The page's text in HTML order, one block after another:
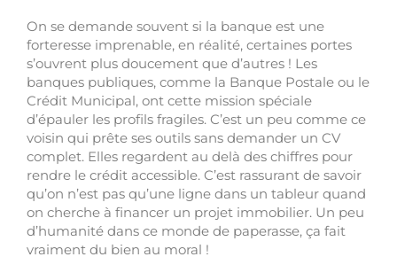
On se demande souvent si la banque est une
forteresse imprenable, en réalité, certaines portes
s’ouvrent plus doucement que d’autres ! Les
banques publiques, comme la Banque Postale ou le
Crédit Municipal, ont cette mission spéciale
d’épauler les profils fragiles. C’est un peu comme ce
voisin qui prête ses outils sans demander un CV
complet. Elles regardent au delà des chiffres pour
rendre le crédit accessible. C’est rassurant de savoir
qu’on n’est pas qu’une ligne dans un tableur quand
on cherche à financer un projet immobilier. Un peu
d’humanité dans ce monde de paperasse, ça fait
vraiment du bien au moral !